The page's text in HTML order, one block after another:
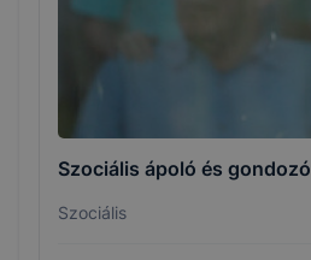
Szociális ápoló és gondozó
Szociális